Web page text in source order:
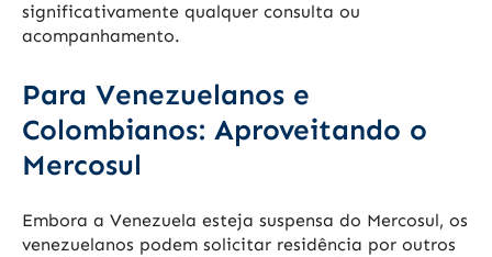
significativamente qualquer consulta ou
acompanhamento.
Para Venezuelanos e
Colombianos: Aproveitando o
Mercosul
Embora a Venezuela esteja suspensa do Mercosul, os
venezuelanos podem solicitar residência por outros